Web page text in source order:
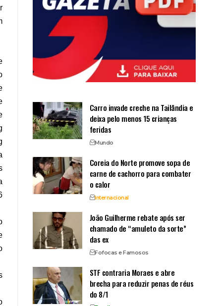
Carro invade creche na Tailândia e
deixa pelo menos 15 crianças
feridas
Mundo
Coreia do Norte promove sopa de
carne de cachorro para combater
o calor
Internacional
João Guilherme rebate após ser
chamado de “amuleto da sorte”
das ex
Fofocas e Famosos
STF contraria Moraes e abre
brecha para reduzir penas de réus
do 8/1